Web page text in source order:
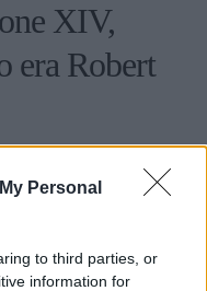
Personal
to third parties, or
information for
XIV,
era Robert
Francis Prevost,
succede a Papa
ambiente, diritti e